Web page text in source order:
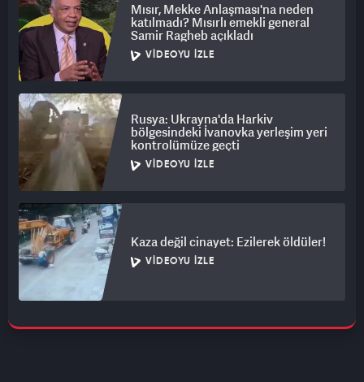
Mısır, Mekke Anlaşması'na neden
katılmadı? Mısırlı emekli general
Samir Ragheb açıkladı
VIDEOYU İZLE
Rusya: Ukrayna'da Harkiv
bölgesindeki İvanovka yerleşim yeri
kontrolümüze geçti
VIDEOYU İZLE
Kaza değil cinayet: Ezilerek öldüler!
VIDEOYU İZLE